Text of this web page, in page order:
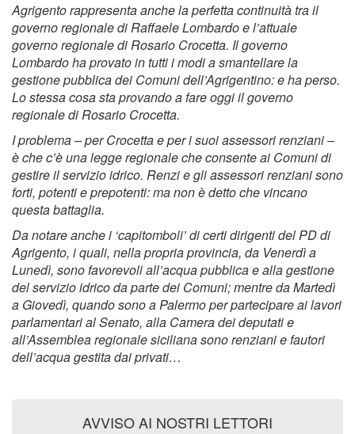
Agrigento rappresenta anche la perfetta continuità tra il
governo regionale di Raffaele Lombardo e l’attuale
governo regionale di Rosario Crocetta. Il governo
Lombardo ha provato in tutti i modi a smantellare la
gestione pubblica dei Comuni dell’Agrigentino: e ha perso.
Lo stessa cosa sta provando a fare oggi il governo
regionale di Rosario Crocetta.
I problema – per Crocetta e per i suoi assessori renziani –
è che c’è una legge regionale che consente ai Comuni di
gestire il servizio idrico. Renzi e gli assessori renziani sono
forti, potenti e prepotenti: ma non è detto che vincano
questa battaglia.
Da notare anche i ‘capitomboli’ di certi dirigenti del PD di
Agrigento, i quali, nella propria provincia, da Venerdì a
Lunedì, sono favorevoli all’acqua pubblica e alla gestione
del servizio idrico da parte dei Comuni; mentre da Martedì
a Giovedì, quando sono a Palermo per partecipare ai lavori
parlamentari al Senato, alla Camera dei deputati e
all’Assemblea regionale siciliana sono renziani e fautori
dell’acqua gestita dai privati…
AVVISO AI NOSTRI LETTORI